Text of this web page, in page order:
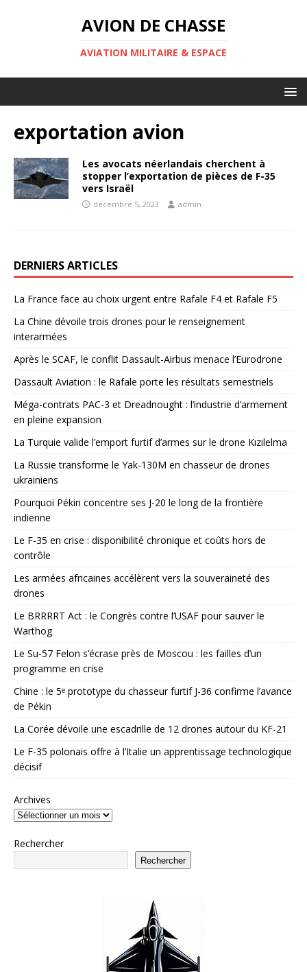
AVION DE CHASSE
AVIATION MILITAIRE & ESPACE
exportation avion
Les avocats néerlandais cherchent à
stopper l’exportation de pièces de F-35
vers Israël
décembre 5, 2023 admin
DERNIERS ARTICLES
La France face au choix urgent entre Rafale F4 et Rafale F5
La Chine dévoile trois drones pour le renseignement
interarmées
Après le SCAF, le conflit Dassault-Airbus menace l’Eurodrone
Dassault Aviation : le Rafale porte les résultats semestriels
Méga-contrats PAC-3 et Dreadnought : l’industrie d’armement
en pleine expansion
La Turquie valide l’emport furtif d’armes sur le drone Kızılelma
La Russie transforme le Yak-130M en chasseur de drones
ukrainiens
Pourquoi Pékin concentre ses J-20 le long de la frontière
indienne
Le F-35 en crise : disponibilité chronique et coûts hors de
contrôle
Les armées africaines accélèrent vers la souveraineté des
drones
Le BRRRRT Act : le Congrès contre l’USAF pour sauver le
Warthog
Le Su-57 Felon s’écrase près de Moscou : les failles d’un
programme en crise
Chine : le 5ᵉ prototype du chasseur furtif J-36 confirme l’avance
de Pékin
La Corée dévoile une escadrille de 12 drones autour du KF-21
Le F-35 polonais offre à l’Italie un apprentissage technologique
décisif
Archives
Rechercher
Rechercher